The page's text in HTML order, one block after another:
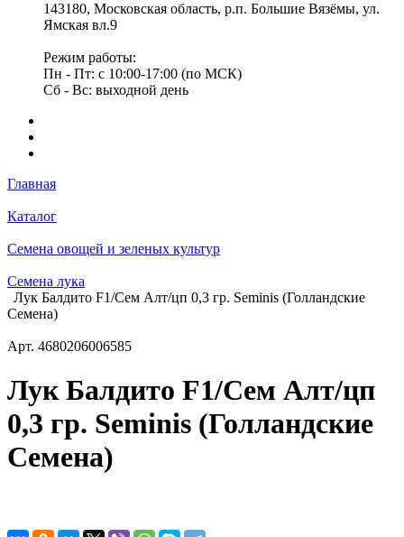
143180, Московская область, р.п. Большие Вязёмы, ул.
Ямская вл.9
Режим работы:
Пн - Пт: с 10:00-17:00 (по МСК)
Сб - Вс: выходной день
Главная
Каталог
Семена овощей и зеленых культур
Семена лука
Лук Балдито F1/Сем Алт/цп 0,3 гр. Seminis (Голландские
Семена)
Арт. 4680206006585
Лук Балдито F1/Сем Алт/цп
0,3 гр. Seminis (Голландские
Семена)